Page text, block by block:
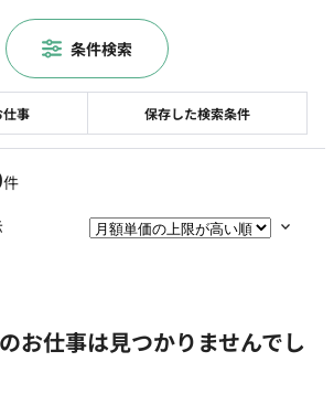
件
お仕事は見つかりませんでし
仕事 保存した検索条件
条件検索